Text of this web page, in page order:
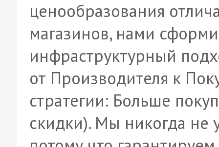
ценообразования
магазинов, нами
инфраструктурный
от Производителя к
стратегии: Больше
скидки). Мы никогда не